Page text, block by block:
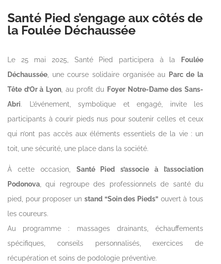
Santé Pied s’engage aux côtés de
la Foulée Déchaussée
Le 25 mai 2025, Santé Pied participera à la
Foulée
Déchaussée , une course solidaire organisée au
Parc de la
Tête d’Or à Lyon , au profit du Foyer Notre-Dame des Sans-
Abri. L’événement, symbolique et engagé, invite les
participants à courir pieds nus pour soutenir celles et ceux
qui n’ont pas accès aux éléments essentiels de la vie : un
toit, une sécurité, une place dans la société.
À cette occasion, Santé Pied s’associe à l’association
Podonova , qui regroupe des professionnels de santé du
pied, pour proposer un stand “Soin des Pieds”ouvert à tous
les coureurs.
Au programme : massages drainants, échauffements
spécifiques, conseils personnalisés, exercices de
récupération et soins de podologie préventive.